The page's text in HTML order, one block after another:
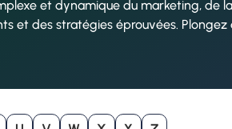
et dynamique du marketing,
et des stratégies éprouvées.